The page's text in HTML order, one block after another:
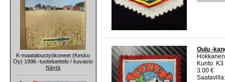
K-maataloustyökoneet (Kesko
Oy) 1996 -tuoteluettelo / kuvasto
Näytä
Oulu -
Kunto:
3.00 €